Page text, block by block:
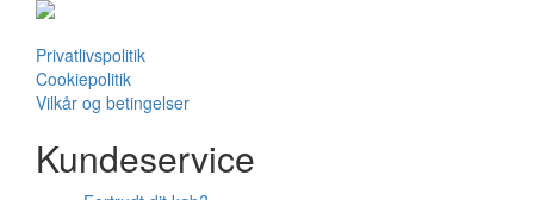
Privatlivspolitik
Cookiepolitik
Vilkår og betingelser
Kundeservice